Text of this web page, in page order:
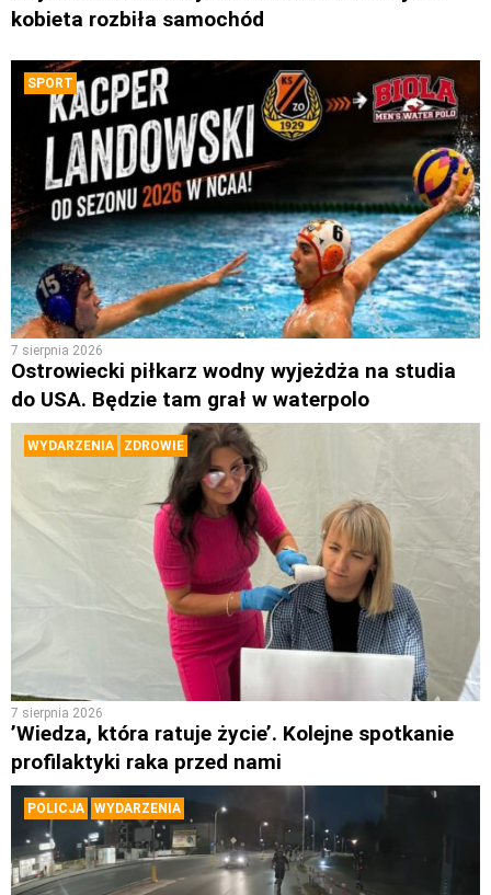
kobieta rozbiła samochód
SPORT
7 sierpnia 2026
Ostrowiecki piłkarz wodny wyjeżdża na studia
do USA. Będzie tam grał w waterpolo
WYDARZENIA ZDROWIE
7 sierpnia 2026
’Wiedza, która ratuje życie’. Kolejne spotkanie
profilaktyki raka przed nami
POLICJA WYDARZENIA